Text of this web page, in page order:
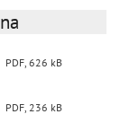
PDF, 626 kB
PDF, 236 kB